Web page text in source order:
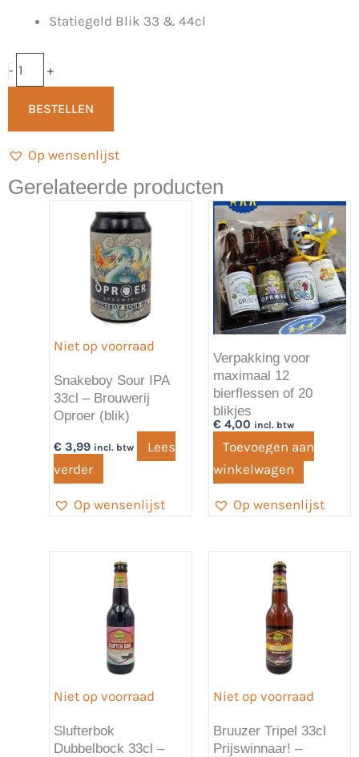
Statiegeld Blik 33 & 44cl
- Eleven
aantal
+
BESTELLEN
Op wensenlijst
Gerelateerde producten
Niet op voorraad
Snakeboy Sour IPA
33cl – Brouwerij
Oproer (blik)
€ 3,99 incl. btw
Lees
verder
Op wensenlijst
Verpakking voor
maximaal 12
bierflessen of 20
blikjes
€4,00 incl. btw
Toevoegen aan
winkelwagen
Op wensenlijst
Niet op voorraad
Slufterbok
Dubbelbock 33cl –
Niet op voorraad
Bruuzer Tripel 33cl
Prijswinnaar! –